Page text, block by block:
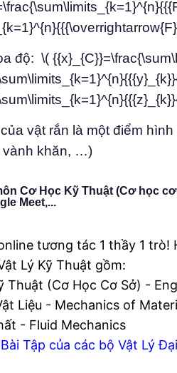
độ: \(
vật rắn là một điểm
vành khăn, …)
Cơ Học Kỹ Thuật (Cơ học
Meet,...
tương tác 1 thầy 1
Lý Kỹ Thuật gồm:
Thuật (Cơ Học Cơ Sở) -
Liệu - Mechanics of
- Fluid Mechanics
Tập của các bộ Vật Lý